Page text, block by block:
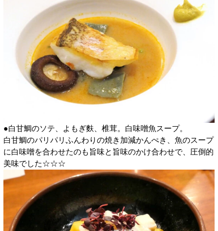
●白甘鯛のソテ、よもぎ麩、椎茸。白味噌魚スープ。
白甘鯛のパリパリふんわりの焼き加減かんぺき、魚のスープ
に白味噌を合わせたのも旨味と旨味のかけ合わせで、圧倒的
美味でした☆☆☆